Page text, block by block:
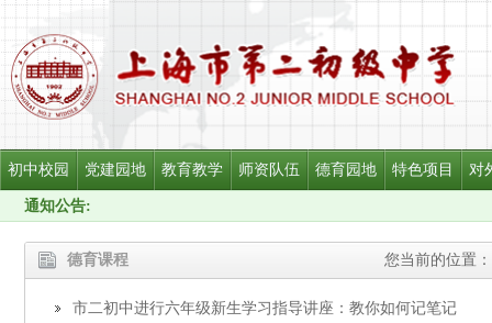
初中校园 党建园地 教育教学 师资队伍 德育园地 特色项目 对
通知公告:
您当前的位置：
德育课程
市二初中进行六年级新生学习指导讲座：教你如何记笔记